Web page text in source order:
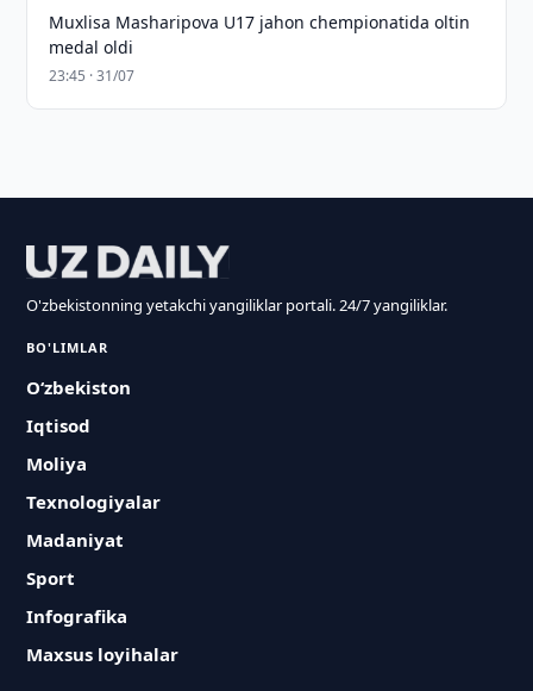
Muxlisa Masharipova U17 jahon chempionatida oltin
medal oldi
23:45 · 31/07
O'zbekistonning yetakchi yangiliklar portali. 24/7 yangiliklar.
BO'LIMLAR
O‘zbekiston
Iqtisod
Moliya
Texnologiyalar
Madaniyat
Sport
Infografika
Maxsus loyihalar